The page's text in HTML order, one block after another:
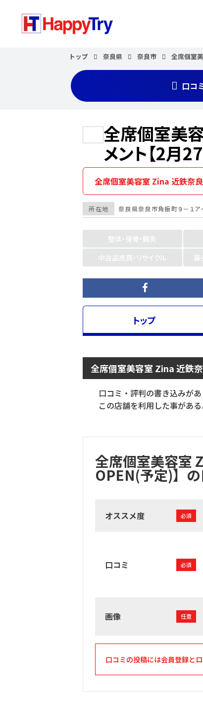
トップ 奈良県 奈良市 全席個室
口コ
全席個室美
メント【2月
全席個室美容室 Zina 近鉄奈良
所在地 奈良県奈良市角振町９－１ア
整体・接骨・鍼灸
中古品売買・リサイクル
暮
トップ
全席個室美容室 Zina 近鉄
口コミ・評判の書き込みがあ
この店舗を利用した事がある
全席個室美容室
OPEN(予定)】
オススメ度 必須
口コミ 必須
画像 任意
口コミの投稿には会員登録とロ